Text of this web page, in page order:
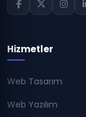
Hizmetler
Web Tasarım
Web Yazılım